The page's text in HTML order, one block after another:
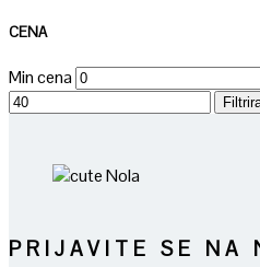
CENA
Min cena
PRIJAVITE SE NA